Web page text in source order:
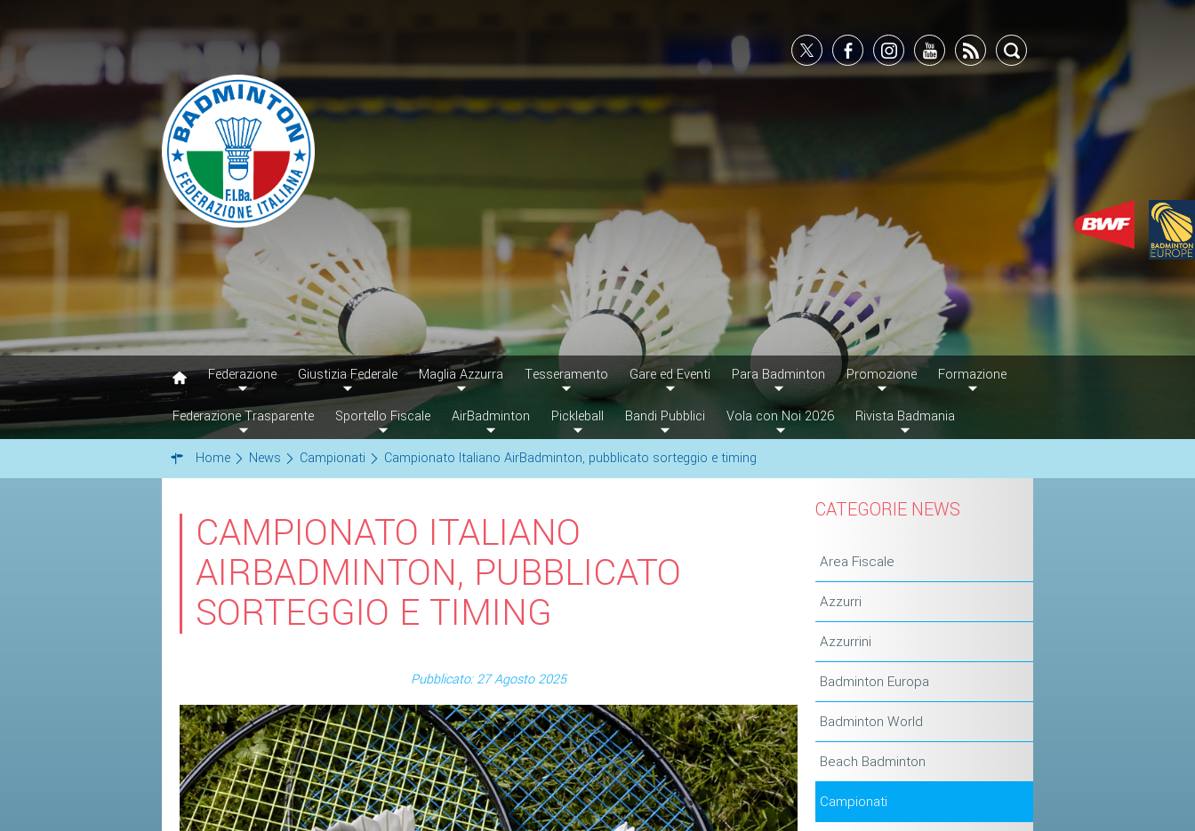
Federazione Giustizia Federale Maglia Azzurra Tesseramento Gare ed Eventi Para Badminton Promozione Formazione
Federazione Trasparente Sportello Fiscale AirBadminton Pickleball Bandi Pubblici Vola con Noi 2026 Rivista Badmania
Home News Campionati Campionato Italiano AirBadminton, pubblicato sorteggio e timing
CAMPIONATO ITALIANO
AIRBADMINTON, PUBBLICATO
SORTEGGIO E TIMING
Pubblicato: 27 Agosto 2025
CATEGORIE NEWS
Area Fiscale
Azzurri
Azzurrini
Badminton Europa
Badminton World
Beach Badminton
Campionati